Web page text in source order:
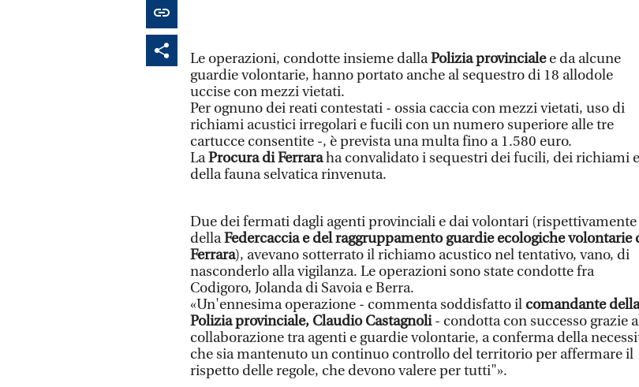
Le operazioni, condotte insieme dallaPolizia provincialee da alcune
guardie volontarie, hanno portato anche al sequestro di 18 allodole
uccise con mezzi vietati.
Per ognuno dei reati contestati - ossia caccia con mezzi vietati, uso di
richiami acustici irregolari e fucili con un numero superiore alle tre
cartucce consentite -, è prevista una multa fino a 1.580 euro.
LaProcura di Ferraraha convalidato i sequestri dei fucili, dei richiami e
della fauna selvatica rinvenuta.
Due dei fermati dagli agenti provinciali e dai volontari (rispettivamente
dellaFedercaccia e del raggruppamento guardie ecologiche volontarie
Ferrara), avevano sotterrato il richiamo acustico nel tentativo, vano, di
nasconderlo alla vigilanza. Le operazioni sono state condotte fra
Codigoro, Jolanda di Savoia e Berra.
«Un'ennesima operazione - commenta soddisfatto il comandante della
Polizia provinciale, Claudio Castagnoli- condotta con successo grazie
collaborazione tra agenti e guardie volontarie, a conferma della
che sia mantenuto un continuo controllo del territorio per affermare il
rispetto delle regole, che devono valere per tutti"».